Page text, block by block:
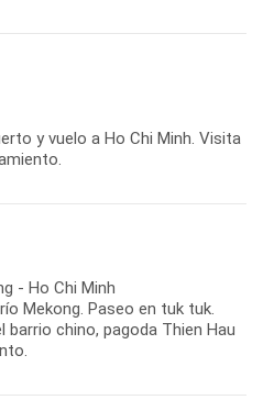
y vuelo a Ho Chi Minh. Visita
- Ho Chi Minh
Mekong. Paseo en tuk tuk.
barrio chino, pagoda Thien Hau